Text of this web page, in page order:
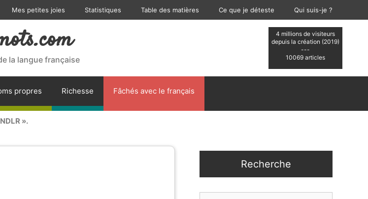
Mes petites joies Statistiques Table des matières Ce que je déteste Qui suis-je ?
4 millions de visiteurs
depuis la création (2019)
---
10069 articles
la langue française
propres Richesse Fâchés avec le français
».
Recherche